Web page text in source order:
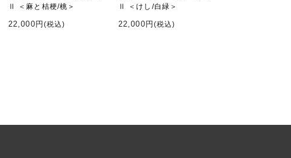
Ⅱ ＜麻と桔梗/桃＞
22,000円 (税込)
Ⅱ ＜けし/白緑＞
22,000円 (税込)